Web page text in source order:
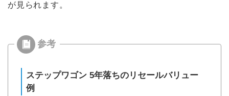
が見られます。
ステップワゴン 5年落ちのリセールバリュー
例